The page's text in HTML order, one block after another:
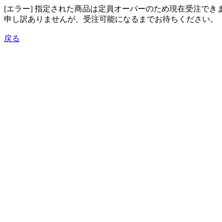
[エラー] 指定された商品は定員オーバーのため現在受注でき
申し訳ありませんが、受注可能になるまでお待ちください。
戻る